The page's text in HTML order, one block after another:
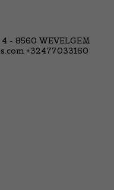
4 - 8560 WEVELGEM
+32477033160